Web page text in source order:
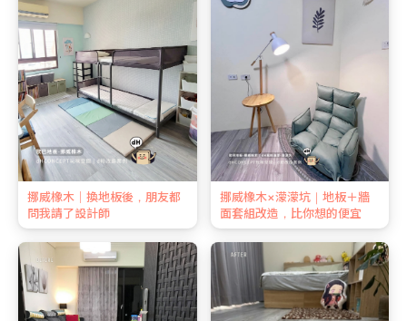
挪威橡木｜換地板後，朋友都
問我請了設計師
挪威橡木×濛濛坑｜地板＋牆
面套組改造，比你想的便宜